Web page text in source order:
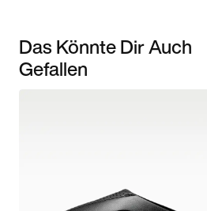
Das Könnte Dir Auch
Gefallen